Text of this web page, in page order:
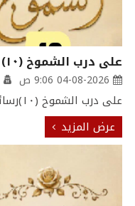
على درب الشموخ (١٠) رسائلٌ لم تصل بعد
04-08-2026 9:06 ص
على درب الشموخ (١٠)رسائلٌ لم تصل بعد
عرض المزيد